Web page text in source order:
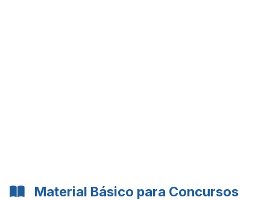
Material Básico para Concursos